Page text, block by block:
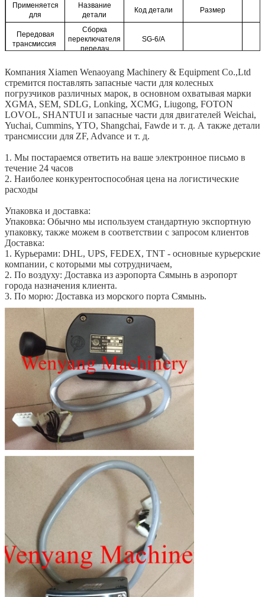
Применяется
для
Название
детали
Код детали Размер
Передовая
трансмиссия
Сборка
переключателя
передач
SG-6/A
Компания Xiamen Wenaoyang Machinery & Equipment Co.,Ltd
стремится поставлять запасные части для колесных
погрузчиков различных марок, в основном охватывая марки
XGMA, SEM, SDLG, Lonking, XCMG, Liugong, FOTON
LOVOL, SHANTUI и запасные части для двигателей Weichai,
Yuchai, Cummins, YTO, Shangchai, Fawde и т. д. А также детали
трансмиссии для ZF, Advance и т. д.
1. Мы постараемся ответить на ваше электронное письмо в
течение 24 часов
2. Наиболее конкурентоспособная цена на логистические
расходы
Упаковка и доставка:
Упаковка: Обычно мы используем стандартную экспортную
упаковку, также можем в соответствии с запросом клиентов
Доставка:
1. Курьерами: DHL, UPS, FEDEX, TNT - основные курьерские
компании, с которыми мы сотрудничаем,
2. По воздуху: Доставка из аэропорта Сямынь в аэропорт
города назначения клиента.
3. По морю: Доставка из морского порта Сямынь.